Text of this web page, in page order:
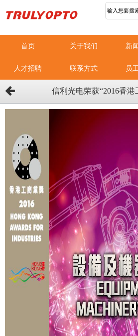
首页 关于我们 新
人才招聘 联系方式 员
信利光电荣获“2016香港